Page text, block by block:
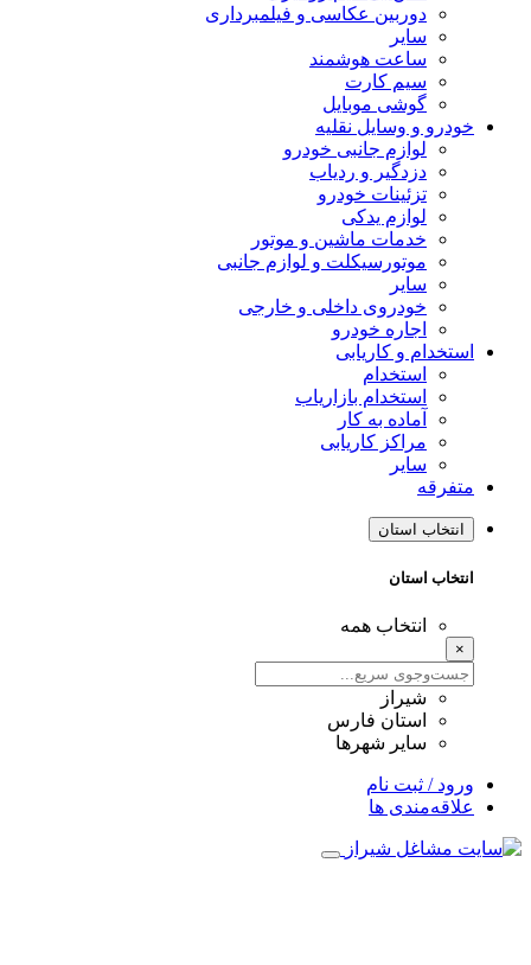
دوربین عکاسی و فیلمبرداری
سایر
ساعت هوشمند
سیم کارت
گوشی موبایل
خودرو و وسایل نقلیه
لوازم جانبی خودرو
دزدگیر و ردیاب
تزئینات خودرو
لوازم یدکی
خدمات ماشین و موتور
موتورسیکلت و لوازم جانبی
سایر
خودروی داخلی و خارجی
اجاره خودرو
استخدام و کاریابی
استخدام
استخدام بازاریاب
آماده به کار
مراکز کاریابی
سایر
متفرقه
انتخاب استان
انتخاب استان
انتخاب همه
×
شیراز
استان فارس
سایر شهرها
ورود / ثبت نام
علاقه‌مندی ها